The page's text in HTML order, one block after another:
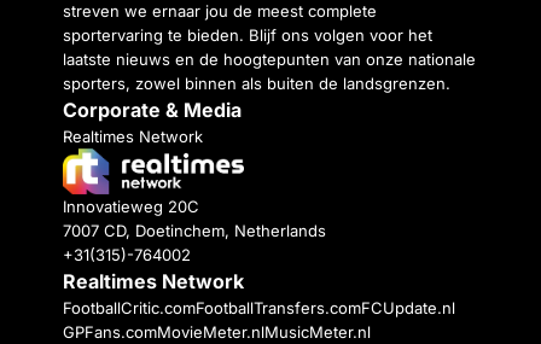
streven we ernaar jou de meest complete
sportervaring te bieden. Blijf ons volgen voor het
laatste nieuws en de hoogtepunten van onze nationale
sporters, zowel binnen als buiten de landsgrenzen.
Corporate & Media
Realtimes Network
Innovatieweg 20C
7007 CD, Doetinchem, Netherlands
+31(315)-764002
Realtimes Network
FootballCritic.comFootballTransfers.comFCUpdate.nl
GPFans.comMovieMeter.nlMusicMeter.nl